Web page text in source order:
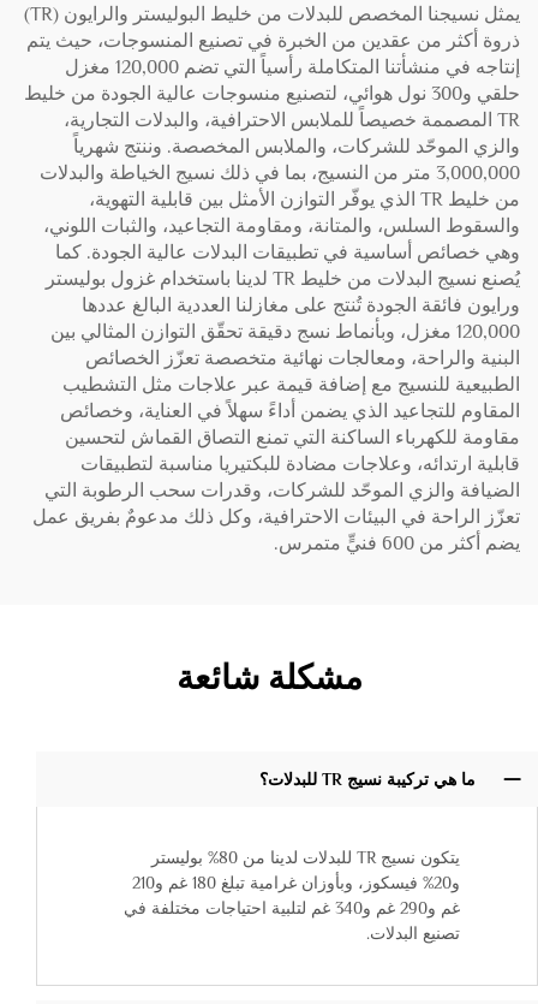
يمثل نسيجنا المخصص للبدلات من خليط البوليستر والرايون (TR)
ذروة أكثر من عقدين من الخبرة في تصنيع المنسوجات، حيث يتم
إنتاجه في منشأتنا المتكاملة رأسياً التي تضم 120,000 مغزل
حلقي و300 نول هوائي، لتصنيع منسوجات عالية الجودة من خليط
TR المصممة خصيصاً للملابس الاحترافية، والبدلات التجارية،
والزي الموحّد للشركات، والملابس المخصصة. وننتج شهرياً
3,000,000 متر من النسيج، بما في ذلك نسيج الخياطة والبدلات
من خليط TR الذي يوفّر التوازن الأمثل بين قابلية التهوية،
والسقوط السلس، والمتانة، ومقاومة التجاعيد، والثبات اللوني،
وهي خصائص أساسية في تطبيقات البدلات عالية الجودة. كما
يُصنع نسيج البدلات من خليط TR لدينا باستخدام غزول بوليستر
ورايون فائقة الجودة تُنتج على مغازلنا العددية البالغ عددها
120,000 مغزل، وبأنماط نسج دقيقة تحقّق التوازن المثالي بين
البنية والراحة، ومعالجات نهائية متخصصة تعزّز الخصائص
الطبيعية للنسيج مع إضافة قيمة عبر علاجات مثل التشطيب
المقاوم للتجاعيد الذي يضمن أداءً سهلاً في العناية، وخصائص
مقاومة للكهرباء الساكنة التي تمنع التصاق القماش لتحسين
قابلية ارتدائه، وعلاجات مضادة للبكتيريا مناسبة لتطبيقات
الضيافة والزي الموحّد للشركات، وقدرات سحب الرطوبة التي
تعزّز الراحة في البيئات الاحترافية، وكل ذلك مدعومٌ بفريق عمل
يضم أكثر من 600 فنيٍّ متمرس.
مشكلة شائعة
ما هي تركيبة نسيج TR للبدلات؟
يتكون نسيج TR للبدلات لدينا من 80% بوليستر
و20% فيسكوز، وبأوزان غرامية تبلغ 180 غم و210
غم و290 غم و340 غم لتلبية احتياجات مختلفة في
تصنيع البدلات.